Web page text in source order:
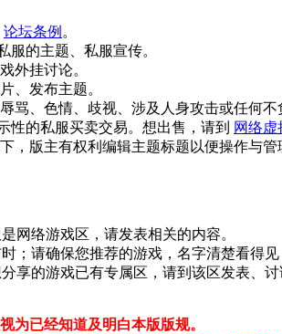
论坛条例 。
服的主题、私服宣传。
外挂讨论。
、发布主题。
骂、色情、歧视、涉及人身攻击或任何不
性的私服买卖交易。想出售，请到 网络虚
，版主有权利编辑主题标题以便操作与管
网络游戏区，请发表相关的内容。
；请确保您推荐的游戏，名字清楚看得见
享的游戏已有专属区，请到该区发表、讨
为已经知道及明白本版版规。